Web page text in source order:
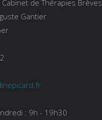
Cabinet de Thérapies Brèves
Gantier
: 9h - 19h30